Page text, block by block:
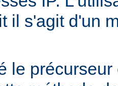
il s'agit d'un
le